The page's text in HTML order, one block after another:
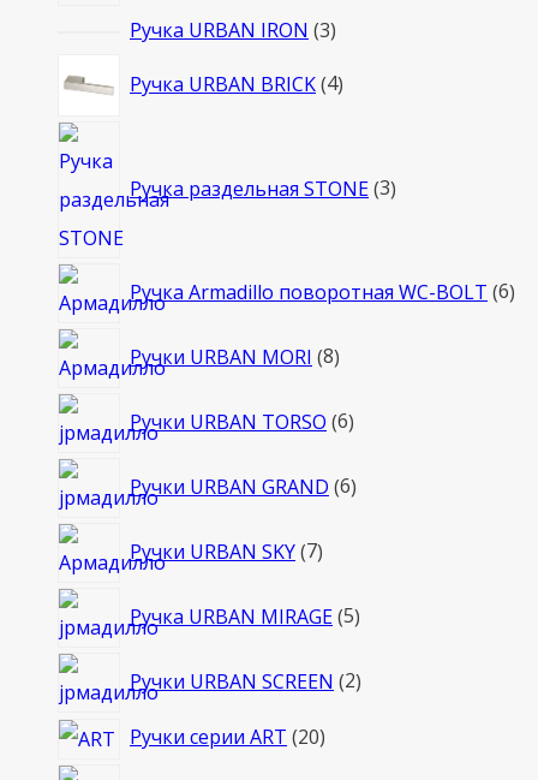
Ручка URBAN IRON 33
Ручка URBAN BRICK 44
Ручка раздельная STONE 3товара
Ручка Armadillo поворотная WC-BOLT 66
Ручки URBAN MORI 88
Ручки URBAN TORSO 66
Ручки URBAN GRAND 66
Ручки URBAN SKY 77
Ручка URBAN MIRAGE 55
Ручки URBAN SCREEN 22
Ручки серии ART 2020